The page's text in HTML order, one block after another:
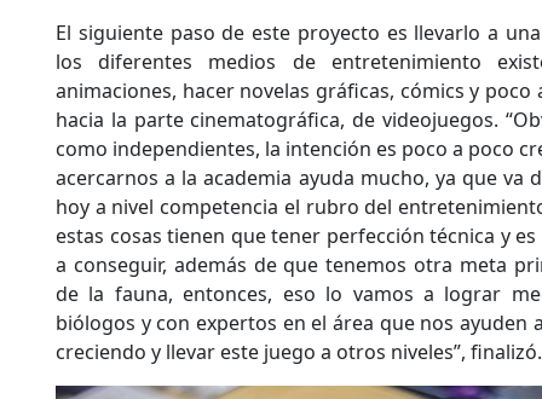
El siguiente paso de este proyecto es llevarlo a
los diferentes medios de entretenimiento
animaciones, hacer novelas gráficas, cómics y
hacia la parte cinematográfica, de videojuegos.
como independientes, la intención es poco a poco
acercarnos a la academia ayuda mucho, ya que va
hoy a nivel competencia el rubro del
estas cosas tienen que tener perfección técnica y
a conseguir, además de que tenemos otra meta
de la fauna, entonces, eso lo vamos a lograr
biólogos y con expertos en el área que nos ayuden
creciendo y llevar este juego a otros niveles”, finalizó.